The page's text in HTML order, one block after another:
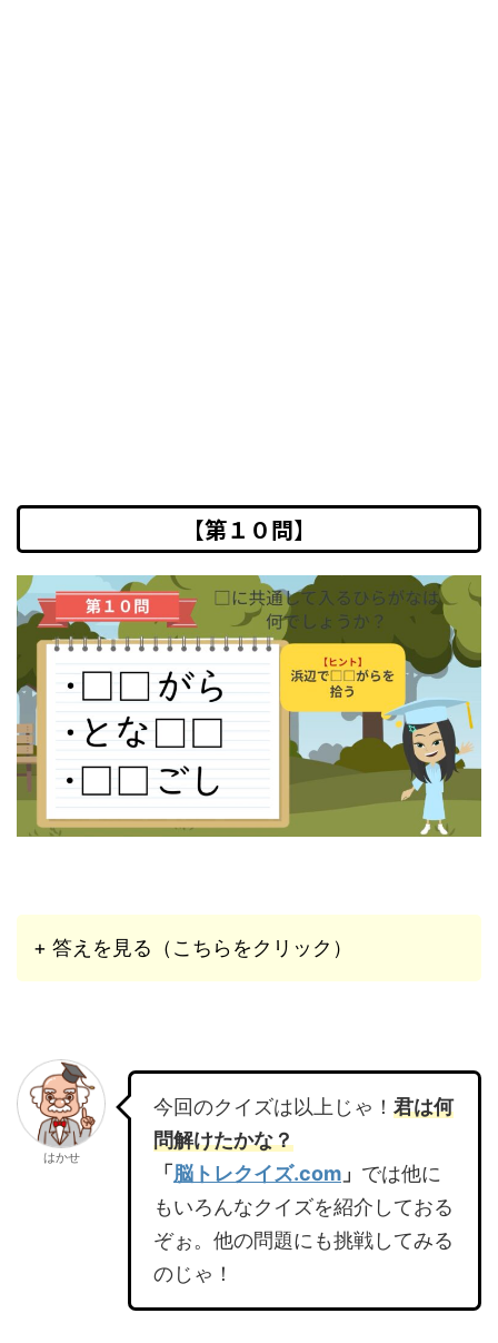
【第１０問】
+ 答えを見る（こちらをクリック）
はかせ
今回のクイズは以上じゃ！ 君は何
問解けたかな？
「脳トレクイズ.com 」 では他に
もいろんなクイズを紹介しておる
ぞぉ。他の問題にも挑戦してみる
のじゃ！